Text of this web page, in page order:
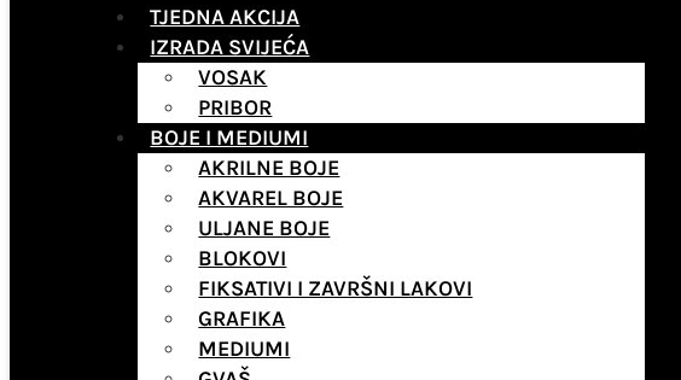
TJEDNA AKCIJA
IZRADA SVIJEĆA
VOSAK
PRIBOR
BOJE I MEDIUMI
AKRILNE BOJE
AKVAREL BOJE
ULJANE BOJE
BLOKOVI
FIKSATIVI I ZAVRŠNI LAKOVI
GRAFIKA
MEDIUMI